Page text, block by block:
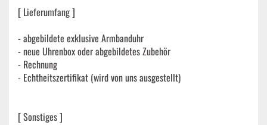
[ Lieferumfang ]
- abgebildete exklusive Armbanduhr
- neue Uhrenbox oder abgebildetes Zubehör
- Rechnung
- Echtheitszertifikat (wird von uns ausgestellt)
[ Sonstiges ]